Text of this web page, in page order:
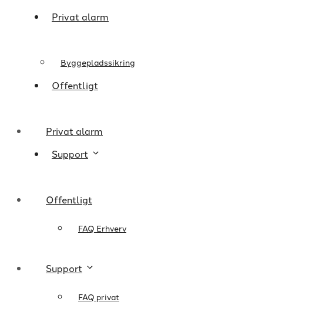
Privat alarm
Offentligt
Support
FAQ Erhverv
FAQ privat
Byggepladssikring
Privat alarm
Offentligt
Support